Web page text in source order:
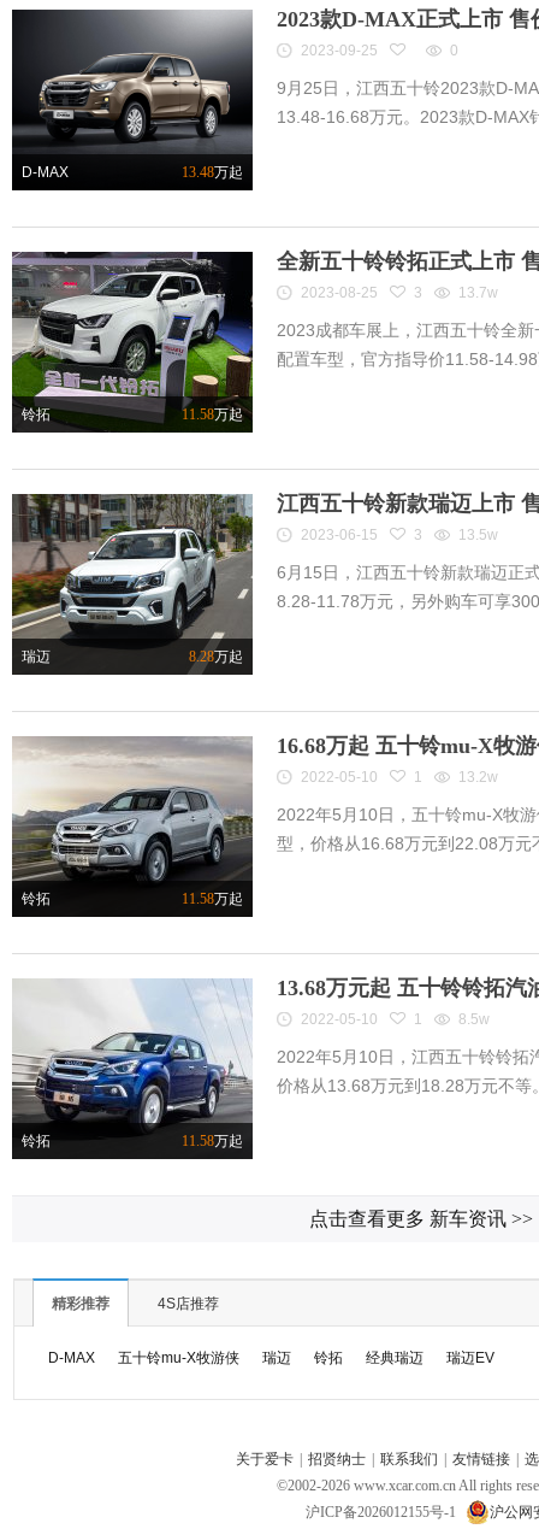
D-MAX 13.48万起
2023款D-MAX正式上市 售
2023-09-25 0
9月25日，江西五十铃2023款D-
13.48-16.68万元。2023款D-MAX
铃拓 11.58万起
全新五十铃铃拓正式上市
2023-08-25 3 13.7w
2023成都车展上，江西五十铃全
配置车型，官方指导价11.58-
瑞迈 8.28万起
江西五十铃新款瑞迈上市
2023-06-15 3 13.5w
6月15日，江西五十铃新款瑞迈正
8.28-11.78万元，另外购车可享
铃拓 11.58万起
16.68万起 五十铃mu-X牧
2022-05-10 1 13.2w
2022年5月10日，五十铃mu-X牧
型，价格从16.68万元到22.08万元
铃拓 11.58万起
13.68万元起 五十铃铃拓汽
2022-05-10 1 8.5w
2022年5月10日，江西五十铃铃拓
价格从13.68万元到18.28万元不等
点击查看更多 新车资讯 >>
精彩推荐 4S店推荐
D-MAX 五十铃mu-X牧游侠 瑞迈 铃拓 经典瑞迈 瑞迈EV
关于爱卡 招贤纳士 联系我们 友情链接
©2002-2026 www.xcar.com.cn All rights
沪ICP备2026012155号-1
沪公网